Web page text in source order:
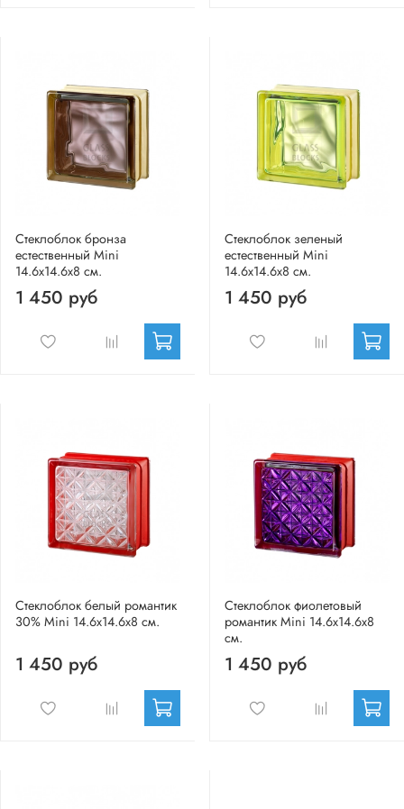
Стеклоблок бронза
естественный Mini
14.6x14.6x8 см.
1 450 руб
Стеклоблок зеленый
естественный Mini
14.6x14.6x8 см.
1 450 руб
Стеклоблок белый романтик
30% Mini 14.6x14.6x8 см.
1 450 руб
Стеклоблок фиолетовый
романтик Mini 14.6x14.6x8
см.
1 450 руб